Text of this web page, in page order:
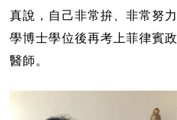
真說，自己非常拚、非常努
學博士學位後再考上菲律賓
醫師。